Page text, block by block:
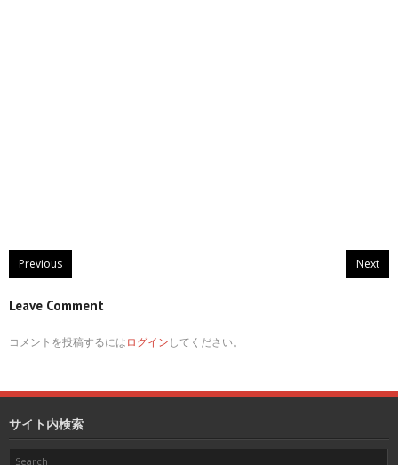
Previous Next
Leave Comment
コメントを投稿するにはログインしてください。
サイト内検索